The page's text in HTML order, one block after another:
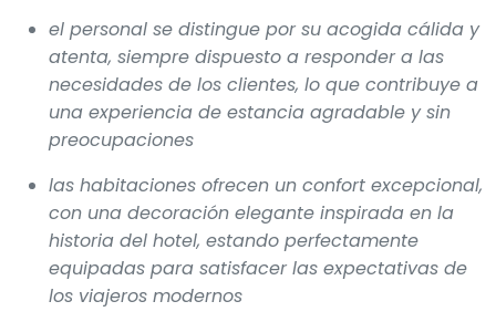
el personal se distingue por su acogida cálida y
atenta, siempre dispuesto a responder a las
necesidades de los clientes, lo que contribuye a
una experiencia de estancia agradable y sin
preocupaciones
las habitaciones ofrecen un confort excepcional,
con una decoración elegante inspirada en la
historia del hotel, estando perfectamente
equipadas para satisfacer las expectativas de
los viajeros modernos